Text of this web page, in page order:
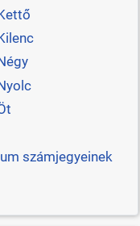
számjegyeinek